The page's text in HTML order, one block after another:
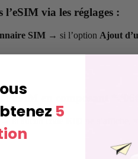
via les réglages :
SIM → si l’option Ajout
en composant
ne s’affiche,
5